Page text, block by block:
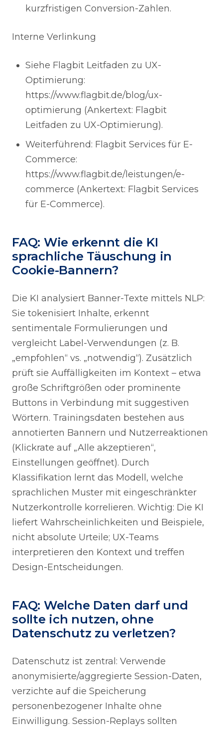
kurzfristigen Conversion-Zahlen.
Interne Verlinkung
Siehe Flagbit Leitfaden zu UX-
Optimierung:
https://www.flagbit.de/blog/ux-
optimierung (Ankertext: Flagbit
Leitfaden zu UX-Optimierung).
Weiterführend: Flagbit Services für E-
Commerce:
https://www.flagbit.de/leistungen/e-
commerce (Ankertext: Flagbit Services
für E-Commerce).
FAQ: Wie erkennt die KI
sprachliche Täuschung in
Cookie-Bannern?
Die KI analysiert Banner-Texte mittels NLP:
Sie tokenisiert Inhalte, erkennt
sentimentale Formulierungen und
vergleicht Label-Verwendungen (z. B.
„empfohlen“ vs. „notwendig“). Zusätzlich
prüft sie Auffälligkeiten im Kontext – etwa
große Schriftgrößen oder prominente
Buttons in Verbindung mit suggestiven
Wörtern. Trainingsdaten bestehen aus
annotierten Bannern und Nutzerreaktionen
(Klickrate auf „Alle akzeptieren“,
Einstellungen geöffnet). Durch
Klassifikation lernt das Modell, welche
sprachlichen Muster mit eingeschränkter
Nutzerkontrolle korrelieren. Wichtig: Die KI
liefert Wahrscheinlichkeiten und Beispiele,
nicht absolute Urteile; UX-Teams
interpretieren den Kontext und treffen
Design-Entscheidungen.
FAQ: Welche Daten darf und
sollte ich nutzen, ohne
Datenschutz zu verletzen?
Datenschutz ist zentral: Verwende
anonymisierte/aggregierte Session-Daten,
verzichte auf die Speicherung
personenbezogener Inhalte ohne
Einwilligung. Session-Replays sollten